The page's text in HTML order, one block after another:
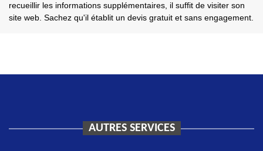
recueillir les informations supplémentaires, il suffit de visiter son
site web. Sachez qu'il établit un devis gratuit et sans engagement.
AUTRES SERVICES